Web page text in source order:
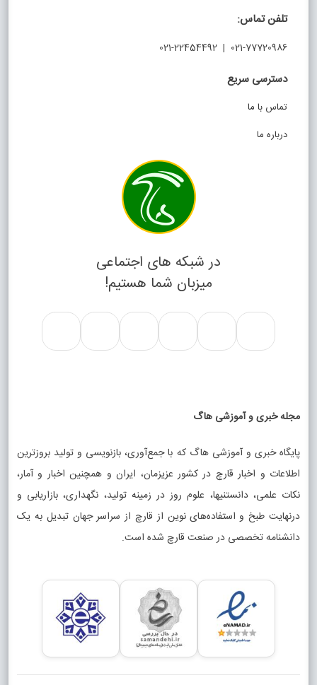
تلفن تماس:
021-77720986 | 021-22454492
دسترسی سریع
تماس با ما
درباره ما
در شبکه های اجتماعی
میزبان شما هستیم!
مجله خبری و آموزشی هاگ
پایگاه خبری و آموزشی هاگ که با جمع‌آوری، بازنویسی و تولید بروزترین
اطلاعات و اخبار قارچ در کشور عزیزمان، ایران و همچنین اخبار و آمار،
نکات علمی، دانستنیها، علوم روز در زمینه تولید، نگهداری، بازاریابی و
درنهایت طبخ و استفاده‌های نوین از قارچ از سراسر جهان تبدیل به یک
دانشنامه تخصصی در صنعت قارچ شده است.